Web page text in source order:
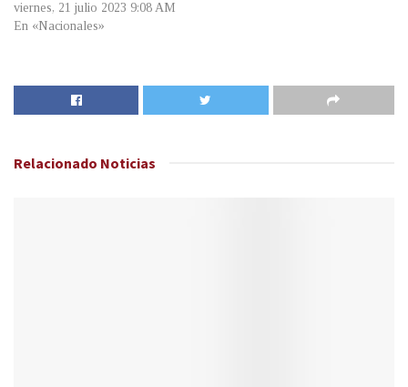
viernes, 21 julio 2023 9:08 AM
En «Nacionales»
Relacionado Noticias